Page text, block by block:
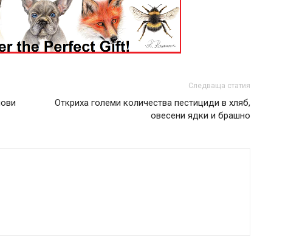
Следваща статия
Откриха големи количества пестициди в хляб,
овесени ядки и брашно